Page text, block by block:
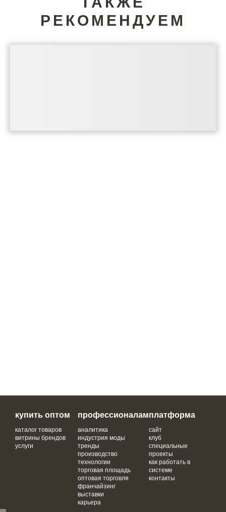
РЕКОМЕНДУЕМ
купить оптом
каталог товаров
витрины брендов
услуги
профессионалам
аналитика
индустрия моды
тренды
производство
технологии
торговая площадь
оптовая торговля
франчайзинг
выставки
карьера
платформа
сайт
клуб
специальные
проекты
как работать в
системе
контакты